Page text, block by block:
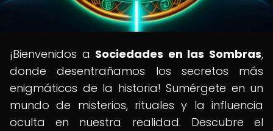
¡Bienvenidos a Sociedades en las Sombras,
donde desentrañamos los secretos más
enigmáticos de la historia! Sumérgete en un
mundo de misterios, rituales y la influencia
oculta en nuestra realidad. Descubre el